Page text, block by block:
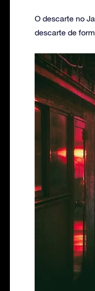
O descarte no
descarte de